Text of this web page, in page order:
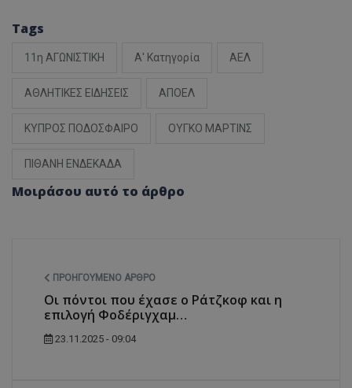
Tags
11η ΑΓΩΝΙΣΤΙΚΗ Α' Κατηγορία ΑΕΛ
ΑΘΛΗΤΙΚΕΣ ΕΙΔΗΣΕΙΣ ΑΠΟΕΛ
ΚΥΠΡΟΣ ΠΟΔΟΣΦΑΙΡΟ ΟΥΓΚΟ ΜΑΡΤΙΝΣ
ΠΙΘΑΝΗ ΕΝΔΕΚΑΔΑ
Μοιράσου αυτό το άρθρο
ΠΡΟΗΓΟΎΜΕΝΟ ΆΡΘΡΟ
Οι πόντοι που έχασε ο Ράτζκοφ και η
επιλογή Φοδέριγχαμ…
23.11.2025 - 09:04